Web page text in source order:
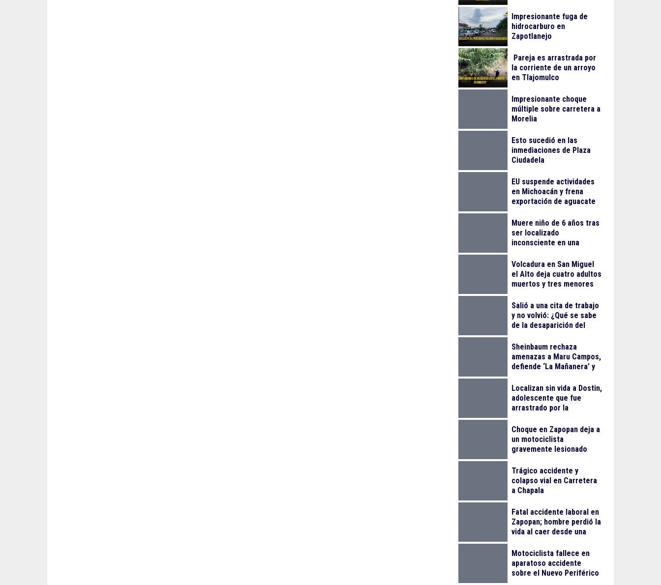
Impresionante fuga de
hidrocarburo en
Zapotlanejo
Pareja es arrastrada por
la corriente de un arroyo
en Tlajomulco
Impresionante choque
múltiple sobre carretera a
Morelia
Esto sucedió en las
inmediaciones de Plaza
Ciudadela
EU suspende actividades
en Michoacán y frena
exportación de aguacate
Muere niño de 6 años tras
ser localizado
inconsciente en una
Volcadura en San Miguel
el Alto deja cuatro adultos
muertos y tres menores
Salió a una cita de trabajo
y no volvió: ¿Qué se sabe
de la desaparición del
Cabezas Talavera?
Sheinbaum rechaza
amenazas a Maru Campos,
defiende ‘La Mañanera’ y
de Reforestación
Localizan sin vida a Dostin,
adolescente que fue
arrastrado por la
de Oblatos
Choque en Zapopan deja a
un motociclista
gravemente lesionado
Trágico accidente y
colapso vial en Carretera
a Chapala
Fatal accidente laboral en
Zapopan; hombre perdió la
vida al caer desde una
Motociclista fallece en
aparatoso accidente
sobre el Nuevo Periférico